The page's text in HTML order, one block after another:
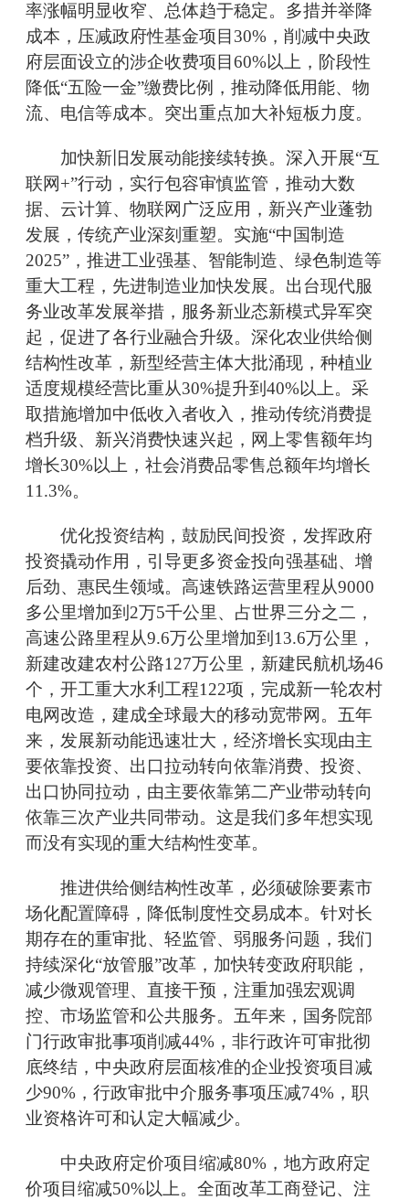
率涨幅明显收窄、总体趋于稳定。多措并举降
成本，压减政府性基金项目30%，削减中央政
府层面设立的涉企收费项目60%以上，阶段性
降低“五险一金”缴费比例，推动降低用能、物
流、电信等成本。突出重点加大补短板力度。
加快新旧发展动能接续转换。深入开展“互
联网+”行动，实行包容审慎监管，推动大数
据、云计算、物联网广泛应用，新兴产业蓬勃
发展，传统产业深刻重塑。实施“中国制造
2025”，推进工业强基、智能制造、绿色制造等
重大工程，先进制造业加快发展。出台现代服
务业改革发展举措，服务新业态新模式异军突
起，促进了各行业融合升级。深化农业供给侧
结构性改革，新型经营主体大批涌现，种植业
适度规模经营比重从30%提升到40%以上。采
取措施增加中低收入者收入，推动传统消费提
档升级、新兴消费快速兴起，网上零售额年均
增长30%以上，社会消费品零售总额年均增长
11.3%。
优化投资结构，鼓励民间投资，发挥政府
投资撬动作用，引导更多资金投向强基础、增
后劲、惠民生领域。高速铁路运营里程从9000
多公里增加到2万5千公里、占世界三分之二，
高速公路里程从9.6万公里增加到13.6万公里，
新建改建农村公路127万公里，新建民航机场46
个，开工重大水利工程122项，完成新一轮农村
电网改造，建成全球最大的移动宽带网。五年
来，发展新动能迅速壮大，经济增长实现由主
要依靠投资、出口拉动转向依靠消费、投资、
出口协同拉动，由主要依靠第二产业带动转向
依靠三次产业共同带动。这是我们多年想实现
而没有实现的重大结构性变革。
推进供给侧结构性改革，必须破除要素市
场化配置障碍，降低制度性交易成本。针对长
期存在的重审批、轻监管、弱服务问题，我们
持续深化“放管服”改革，加快转变政府职能，
减少微观管理、直接干预，注重加强宏观调
控、市场监管和公共服务。五年来，国务院部
门行政审批事项削减44%，非行政许可审批彻
底终结，中央政府层面核准的企业投资项目减
少90%，行政审批中介服务事项压减74%，职
业资格许可和认定大幅减少。
中央政府定价项目缩减80%，地方政府定
价项目缩减50%以上。全面改革工商登记、注